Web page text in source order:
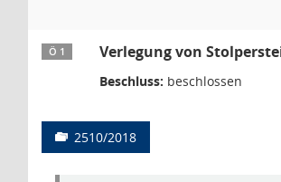
Ö 1 Verlegung von
Beschluss: beschlossen
2510/2018